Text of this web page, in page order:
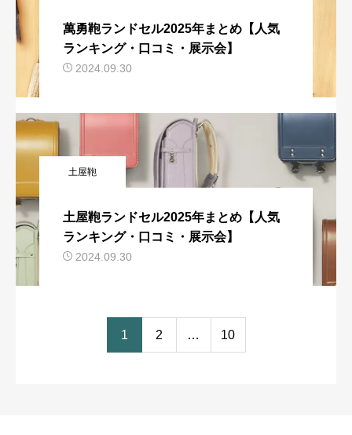
萬勇鞄ランドセル2025年まとめ【人気
ランキング・口コミ・展示会】
2024.09.30
土屋鞄
土屋鞄ランドセル2025年まとめ【人気
ランキング・口コミ・展示会】
2024.09.30
1 2 … 10